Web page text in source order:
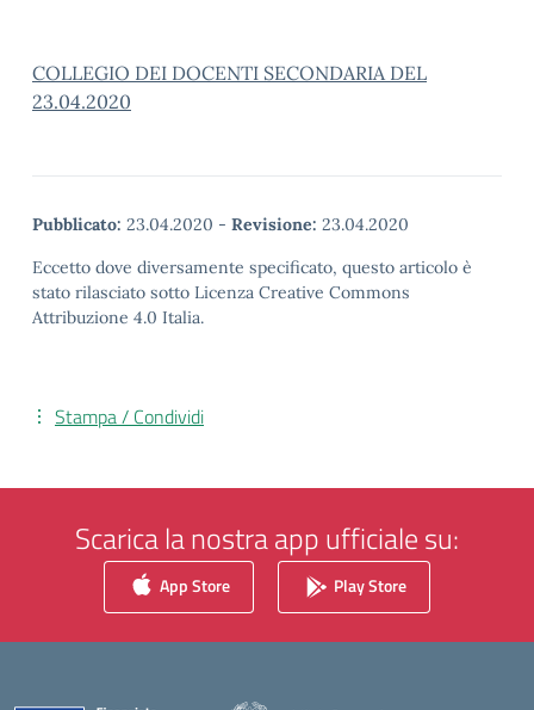
COLLEGIO DEI DOCENTI SECONDARIA DEL
23.04.2020
Pubblicato: 23.04.2020 - Revisione: 23.04.2020
Eccetto dove diversamente specificato, questo articolo è
stato rilasciato sotto Licenza Creative Commons
Attribuzione 4.0 Italia.
Stampa / Condividi
Scarica la nostra app ufficiale su:
App Store Play Store